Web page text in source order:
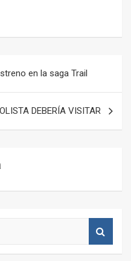
en la saga Trail
DEBERÍA VISITAR